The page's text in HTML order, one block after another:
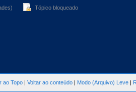
Tópico bloqueado
ao Topo | Voltar ao conteúdo | Modo (Arquivo) Leve |